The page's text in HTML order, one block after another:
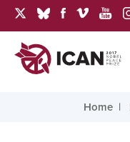
Home